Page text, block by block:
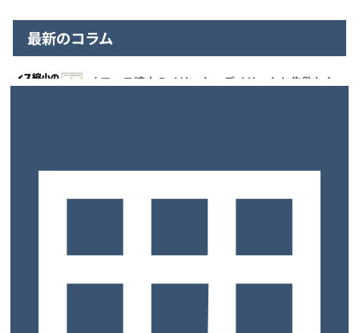
最新のコラム
オフィス縮小のメリット・デメリットと失敗しな
おすすめ9選！選び方のポイントも解説